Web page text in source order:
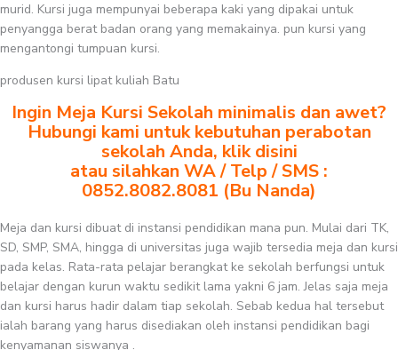
murid. Kursi juga mempunyai beberapa kaki yang dipakai untuk
penyangga berat badan orang yang memakainya. pun kursi yang
mengantongi tumpuan kursi.
produsen kursi lipat kuliah Batu
Ingin Meja Kursi Sekolah minimalis dan awet?
Hubungi kami untuk kebutuhan perabotan
sekolah Anda, klik disini
atau silahkan WA / Telp / SMS :
0852.8082.8081 (Bu Nanda)
Meja dan kursi dibuat di instansi pendidikan mana pun. Mulai dari TK,
SD, SMP, SMA, hingga di universitas juga wajib tersedia meja dan kursi
pada kelas. Rata-rata pelajar berangkat ke sekolah berfungsi untuk
belajar dengan kurun waktu sedikit lama yakni 6 jam. Jelas saja meja
dan kursi harus hadir dalam tiap sekolah. Sebab kedua hal tersebut
ialah barang yang harus disediakan oleh instansi pendidikan bagi
kenyamanan siswanya .